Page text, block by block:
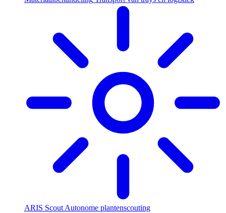
ARIS Scout Autonome plantenscouting